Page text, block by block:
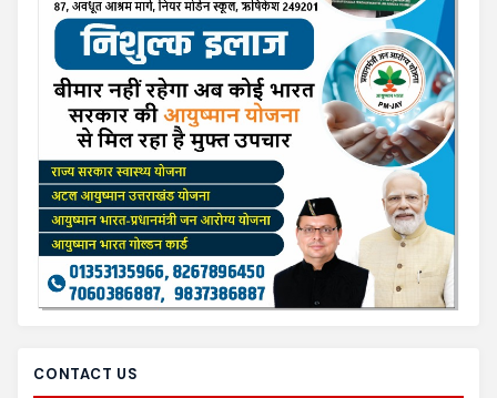
CONTACT US